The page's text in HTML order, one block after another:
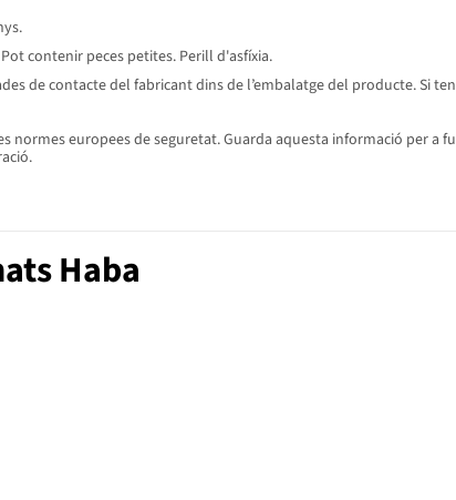
contenir peces petites. Perill d'asfíxia.
de contacte del fabricant dins de l’embalatge del producte. Si
normes europees de seguretat. Guarda aquesta informació per a
Haba